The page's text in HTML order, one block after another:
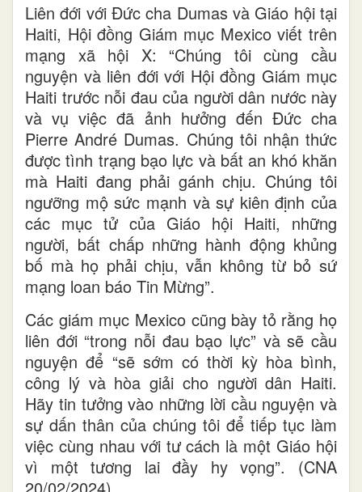
Liên đới với Đức cha Dumas và Giáo hội tại
Haiti, Hội đồng Giám mục Mexico viết trên
mạng xã hội X: “Chúng tôi cùng cầu
nguyện và liên đới với Hội đồng Giám mục
Haiti trước nỗi đau của người dân nước này
và vụ việc đã ảnh hưởng đến Đức cha
Pierre André Dumas. Chúng tôi nhận thức
được tình trạng bạo lực và bất an khó khăn
mà Haiti đang phải gánh chịu. Chúng tôi
ngưỡng mộ sức mạnh và sự kiên định của
các mục tử của Giáo hội Haiti, những
người, bất chấp những hành động khủng
bố mà họ phải chịu, vẫn không từ bỏ sứ
mạng loan báo Tin Mừng”.
Các giám mục Mexico cũng bày tỏ rằng họ
liên đới “trong nỗi đau bạo lực” và sẽ cầu
nguyện để “sẽ sớm có thời kỳ hòa bình,
công lý và hòa giải cho người dân Haiti.
Hãy tin tưởng vào những lời cầu nguyện và
sự dấn thân của chúng tôi để tiếp tục làm
việc cùng nhau với tư cách là một Giáo hội
vì một tương lai đầy hy vọng”. (CNA